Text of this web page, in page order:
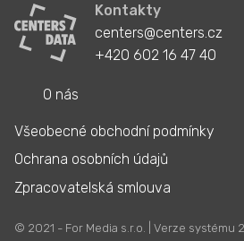
Kontakty
centers@centers.cz
+420 602 16 47 40
O nás
Všeobecné obchodní podmínky
Ochrana osobních údajů
Zpracovatelská smlouva
© 2021 - For Media s.r.o. | Verze systému 2